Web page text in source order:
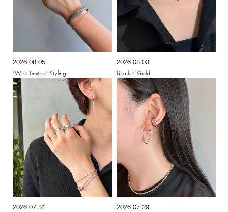
2026.08.05
"Web Limited" Styling
2026.08.03
Black × Gold
2026.07.31 2026.07.29